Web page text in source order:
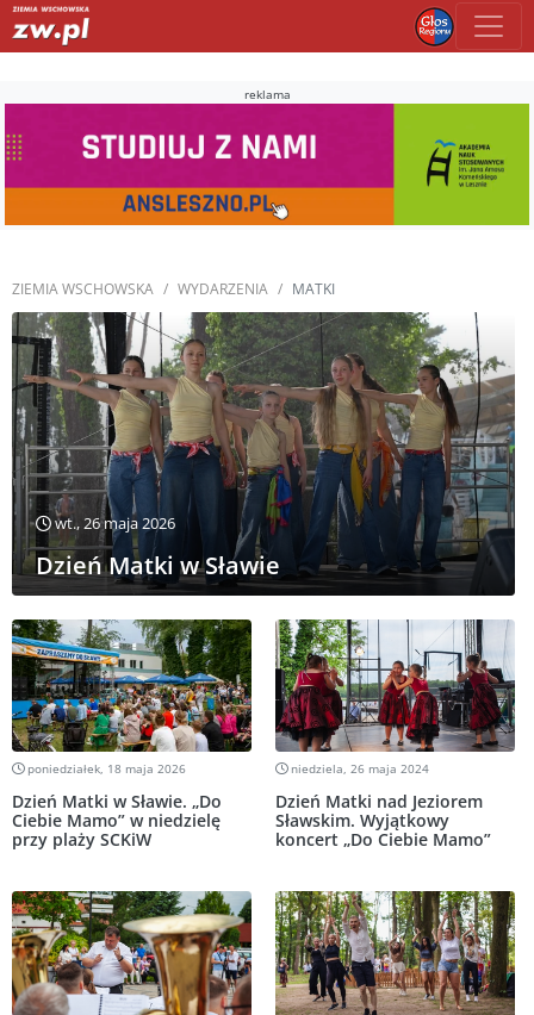
reklama
ZIEMIA WSCHOWSKA WYDARZENIA MATKI
wt., 26 maja 2026
Dzień Matki w Sławie
poniedziałek, 18 maja 2026
Dzień Matki w Sławie. „Do
Ciebie Mamo” w niedzielę
przy plaży SCKiW
niedziela, 26 maja 2024
Dzień Matki nad Jeziorem
Sławskim. Wyjątkowy
koncert „Do Ciebie Mamo”